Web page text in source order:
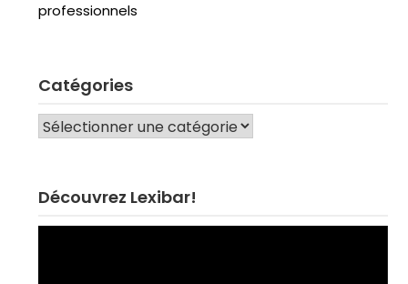
professionnels
Catégories
CATÉGORIES
Découvrez Lexibar!